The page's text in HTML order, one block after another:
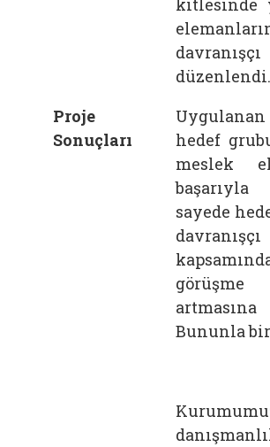
kitlesinde
düzenlendi.
Proje
Sonuçları
hedef
meslek
başarıyla
sayede
Bununla